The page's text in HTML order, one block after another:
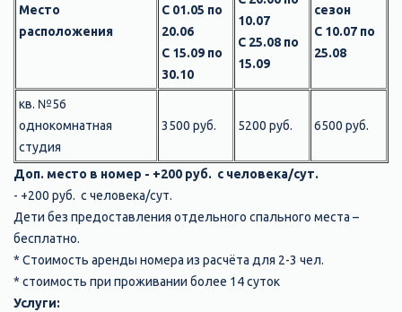
Место
расположения
С 01.05 по
20.06
С 15.09 по
30.10
10.07
С 25.08 по
15.09
сезон
С 10.07 по
25.08
кв. №56
однокомнатная
студия
3500 руб. 5200 руб. 6500 руб.
Доп. место в номер - +200 руб. с человека/сут.
- +200 руб. с человека/сут.
Дети без предоставления отдельного спального места –
бесплатно.
* Стоимость аренды номера из расчёта для 2-3 чел.
* стоимость при проживании более 14 суток
Услуги: